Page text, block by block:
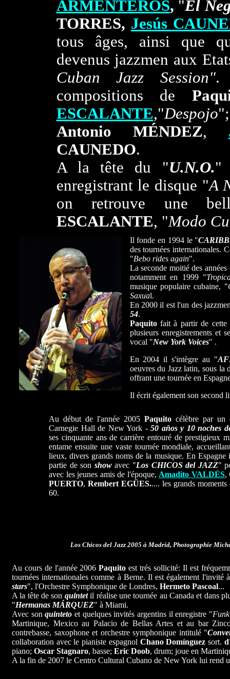
ARMENTEROS, "El
TORRES, Jesús
tous âges, ainsi que
devenus jazzmen aux
Cuban Jazz Session".
compositions de
ESCALANTE,"Despojo
Antonio MÉNDEZ,
CAUNEDO.
A la tête du "U.N.O."
enregistrant le disque "A
on retrouve une
ESCALANTE, "Modo
Il fonde en 1994 le "
des tournées internationales.
"Bebo rides again".
La seconde moitié des
notamment en 1999 "
musique populaire cubaine, "
Saxual.
En 2000 il est l'un des
54.
Paquitofait à partir de cette
plusieurs enregistrements et
vocal "New York Voices" .
En 2004 il s'intègre au "
oeuvres du Jazz latin, sous la
offrant une tournée en
Il écrit également son second
Au début de l'année 2005 Paquito célèbre par un
Carnegie Hall de New York -50 años y 10 noches
ses cinquante ans de carrière entouré de prestigieux
entame ensuite une vaste tournée mondiale,
lieux, divers grands noms de la musique. En Espagne
partie de son showavec "Los CHICOS del JAZZ"
avec les jeunes amis de l'époque, Amadito VALDÉS,
PUERTO, Rembert EGÜES..... les grands moments
60.
Los Chicos del Jazz 2005 à Madrid, Photographie
Au cours de l'année 2006Paquito est trés sollicité: Il est
tournées internationales comme à Berne. Il est également l'invité
stars", l'Orchestre Symphonique de Londres, Hermeto Pascoal...
A la tête de son quintetil réalise une tournée au Canada et dans
"Hermanas MÁRQUEZ" à Miami.
Avec sonquinteto et quelques invités argentins il enregistre "
Martinique, Mexico au Palacio de Bellas Artes et au bar
contrebasse, saxophone et orchestre symphonique intitulé "
collaboration avec le pianiste espagnol Chano Domínguez sort.
piano; Oscar Stagnaro, basse; Eric Doob, drum; joue en
A la fin de 2007 le Centro Cultural Cubano de New York lui rend